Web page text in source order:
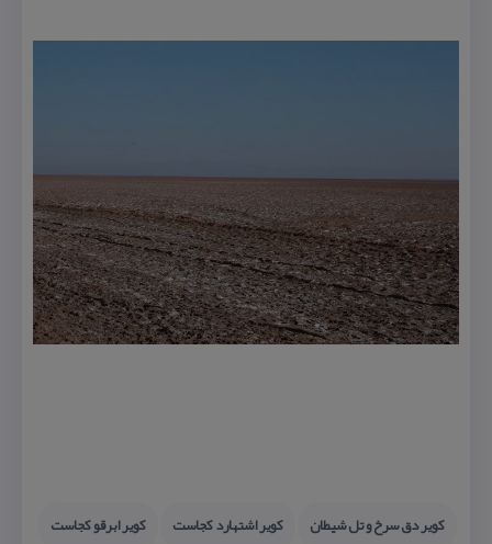
كویر دق سرخ و تل شیطان كویر اشتهارد كجاست
كویر ابرقو كجاست